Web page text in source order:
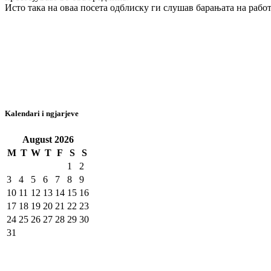
Исто така на оваа посета одблиску ги слушав барањата на
Kalendari i ngjarjeve
August 2026
M T W T F S
S
1
2
3
4 5 6 7 8
9
10 11 12 13 14 15 16
17 18 19 20 21 22 23
24 25 26 27 28 29 30
31